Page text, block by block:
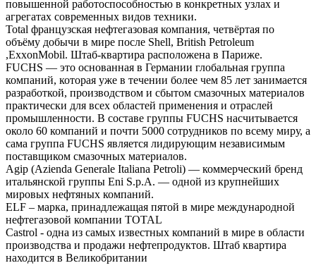
повышенной работоспособностью в конкретных узлах и
агрегатах современных видов техники.
Total французская нефтегазовая компания, четвёртая по
объёму добычи в мире после Shell, British Petroleum
,ExxonMobil. Штаб-квартира расположена в Париже.
FUCHS — это основанная в Германии глобальная группа
компаний, которая уже в течении более чем 85 лет занимается
разработкой, производством и сбытом смазочных материалов
практически для всех областей применения и отраслей
промышленности. В составе группы FUCHS насчитывается
около 60 компаний и почти 5000 сотрудников по всему миру, а
сама группа FUCHS является лидирующим независимым
поставщиком смазочных материалов.
Agip (Azienda Generale Italiana Petroli) — коммерческий бренд
итальянской группы Eni S.p.A. — одной из крупнейших
мировых нефтяных компаний.
ELF – марка, принадлежащая пятой в мире международной
нефтегазовой компании TOTAL
Castrol - одна из самых известных компаний в мире в области
производства и продажи нефтепродуктов. Штаб квартира
находится в Великобритании